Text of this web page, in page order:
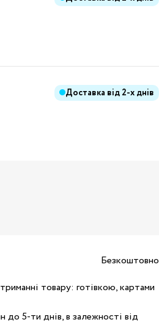
Доставка від 2-х днів
Безкоштовно
товару: готівкою, картами
до 5-ти днів, в залежності від